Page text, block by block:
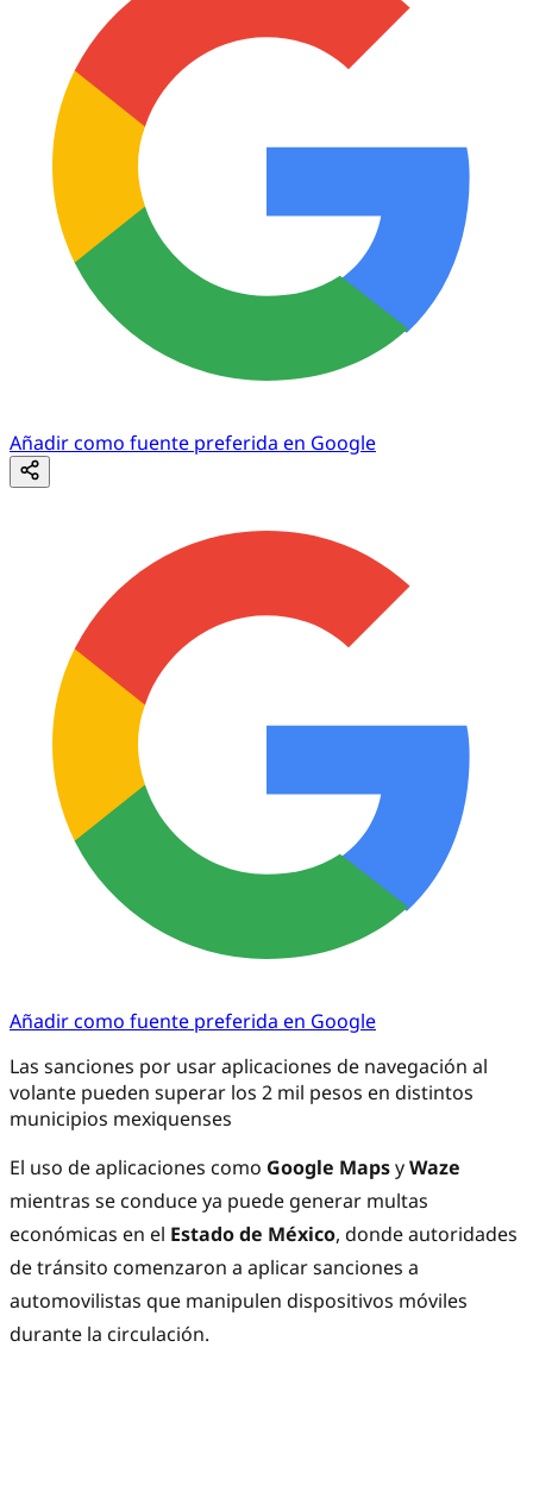
Añadir como fuente preferida en Google
Añadir como fuente preferida en Google
Las sanciones por usar aplicaciones de navegación al
volante pueden superar los 2 mil pesos en distintos
municipios mexiquenses
El uso de aplicaciones como Google MapsyWaze
mientras se conduce ya puede generar multas
económicas en el Estado de México, donde autoridades
de tránsito comenzaron a aplicar sanciones a
automovilistas que manipulen dispositivos móviles
durante la circulación.